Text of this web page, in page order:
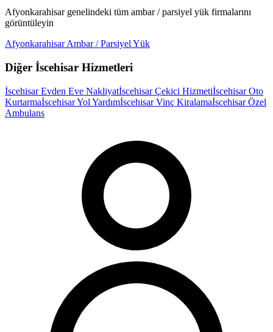
Afyonkarahisargenelindeki tüm ambar / parsiyel yük firmalarını
görüntüleyin
Afyonkarahisar Ambar / Parsiyel Yük
Diğer İscehisar Hizmetleri
İscehisar Evden Eve Nakliyatİscehisar Çekici Hizmetiİscehisar Oto
KurtarmaİscehisarYol Yardımİscehisar Vinç Kiralamaİscehisar Özel
Ambulans